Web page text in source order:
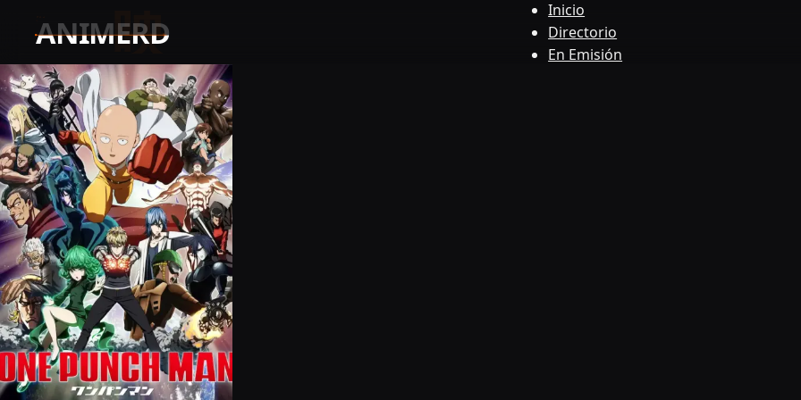
Inicio
Directorio
En Emisión